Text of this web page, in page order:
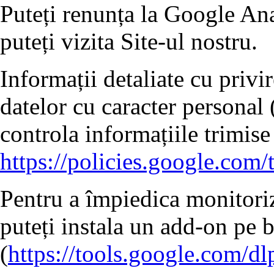
Puteți renunța la Google
puteți vizita Site-ul nostru.
Informații detaliate cu
datelor cu caracter
controla informațiile
https://
Pentru a împiedica
puteți instala un add-on pe
(https://tools.google.com/